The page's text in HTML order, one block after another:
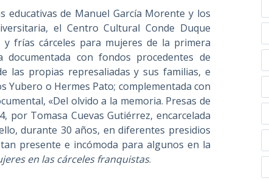
educativas de Manuel García Morente y los
, el Centro Cultural Conde Duque
frías cárceles para mujeres de la primera
con fondos procedentes de
las propias represaliadas y sus familias, e
Yubero o Hermes Pato; complementada con
«Del olvido a la memoria. Presas de
por Tomasa Cuevas Gutiérrez, encarcelada
durante 30 años, en diferentes presidios
presente e incómoda para algunos en la
en las cárceles franquistas.